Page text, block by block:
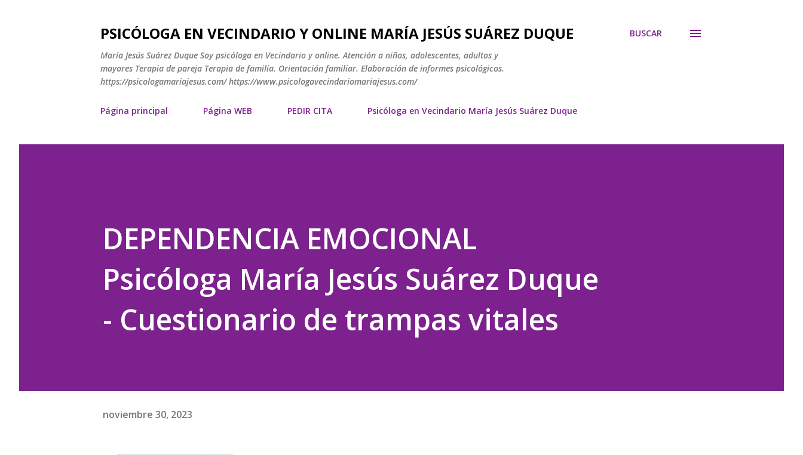
PSICÓLOGA EN VECINDARIO Y ONLINE MARÍA JESÚS SUÁREZ DUQUE
María Jesús Suárez Duque Soy psicóloga en Vecindario y online. Atención a niños, adolescentes, adultos y
mayores Terapia de pareja Terapia de familia. Orientación familiar. Elaboración de informes psicológicos.
https://psicologamariajesus.com/ https://www.psicologavecindariomariajesus.com/
BUSCAR
Página principal Página WEB PEDIR CITA Psicóloga en Vecindario María Jesús Suárez Duque
DEPENDENCIA EMOCIONAL
Psicóloga María Jesús Suárez Duque
- Cuestionario de trampas vitales
noviembre 30, 2023